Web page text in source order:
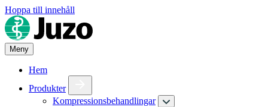
Hoppa till innehåll
Meny
Hem
Produkter
Kompressionsbehandlingar